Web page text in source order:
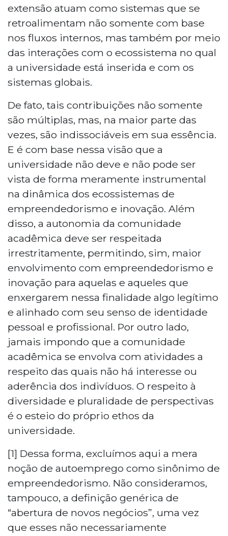
extensão atuam como sistemas que se
retroalimentam não somente com base
nos fluxos internos, mas também por meio
das interações com o ecossistema no qual
a universidade está inserida e com os
sistemas globais.
De fato, tais contribuições não somente
são múltiplas, mas, na maior parte das
vezes, são indissociáveis em sua essência.
E é com base nessa visão que a
universidade não deve e não pode ser
vista de forma meramente instrumental
na dinâmica dos ecossistemas de
empreendedorismo e inovação. Além
disso, a autonomia da comunidade
acadêmica deve ser respeitada
irrestritamente, permitindo, sim, maior
envolvimento com empreendedorismo e
inovação para aquelas e aqueles que
enxergarem nessa finalidade algo legítimo
e alinhado com seu senso de identidade
pessoal e profissional. Por outro lado,
jamais impondo que a comunidade
acadêmica se envolva com atividades a
respeito das quais não há interesse ou
aderência dos indivíduos. O respeito à
diversidade e pluralidade de perspectivas
é o esteio do próprio ethos da
universidade.
[1] Dessa forma, excluímos aqui a mera
noção de autoemprego como sinônimo de
empreendedorismo. Não consideramos,
tampouco, a definição genérica de
“abertura de novos negócios”, uma vez
que esses não necessariamente